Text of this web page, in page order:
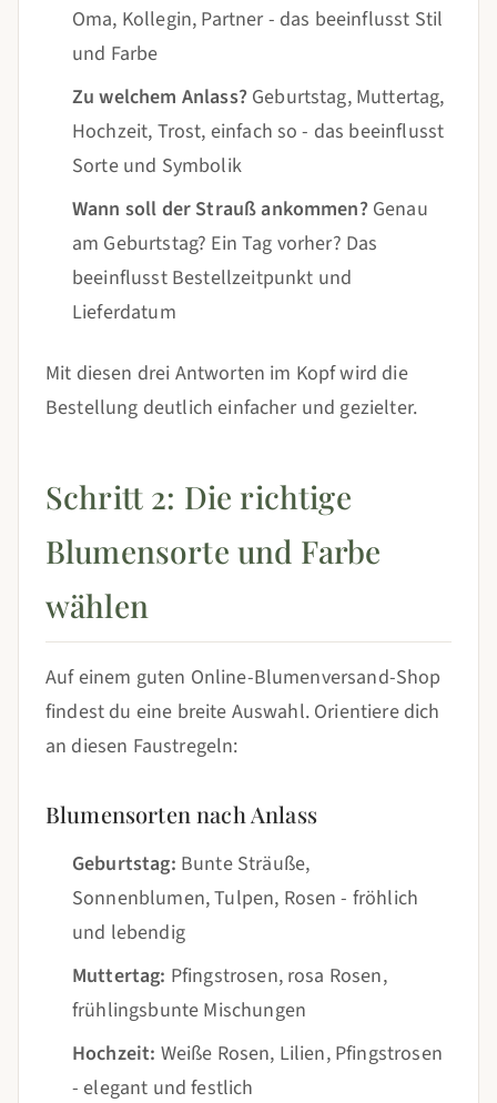
Oma, Kollegin, Partner - das beeinflusst Stil
und Farbe
Zu welchem Anlass?Geburtstag, Muttertag,
Hochzeit, Trost, einfach so - das beeinflusst
Sorte und Symbolik
Wann soll der Strauß ankommen?Genau
am Geburtstag? Ein Tag vorher? Das
beeinflusst Bestellzeitpunkt und
Lieferdatum
Mit diesen drei Antworten im Kopf wird die
Bestellung deutlich einfacher und gezielter.
Schritt 2: Die richtige
Blumensorte und Farbe
wählen
Auf einem guten Online-Blumenversand-Shop
findest du eine breite Auswahl. Orientiere dich
an diesen Faustregeln:
Blumensorten nach Anlass
Geburtstag: Bunte Sträuße,
Sonnenblumen, Tulpen, Rosen - fröhlich
und lebendig
Muttertag: Pfingstrosen, rosa Rosen,
frühlingsbunte Mischungen
Hochzeit: Weiße Rosen, Lilien, Pfingstrosen
- elegant und festlich